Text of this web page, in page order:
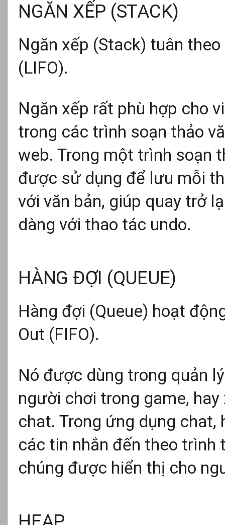
NGĂN XẾP (STACK)
Ngăn xếp (Stack) tuân
(LIFO).
Ngăn xếp rất phù hợp cho
trong các trình soạn thảo
web. Trong một trình soạn
được sử dụng để lưu mỗi
với văn bản, giúp quay trở
dàng với thao tác undo.
HÀNG ĐỢI (QUEUE)
Hàng đợi (Queue) hoạt
Out (FIFO).
Nó được dùng trong quản
người chơi trong game,
chat. Trong ứng dụng
các tin nhắn đến theo trình
chúng được hiển thị cho